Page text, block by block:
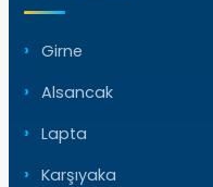
Girne
Alsancak
Lapta
Karşıyaka